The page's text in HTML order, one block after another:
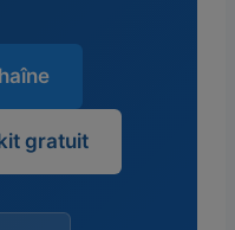
gratuit